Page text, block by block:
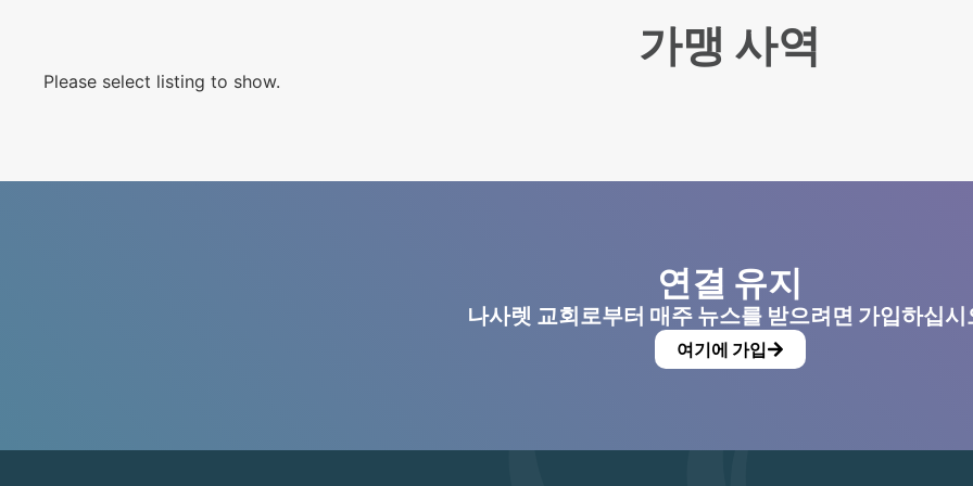
가맹 사역
Please select listing to show.
연결 유지
나사렛 교회로부터 매주 뉴스를 받으려면 가입하십시
여기에 가입